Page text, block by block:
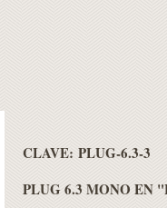
CLAVE: PLUG-6.3-3
PLUG 6.3 MONO EN